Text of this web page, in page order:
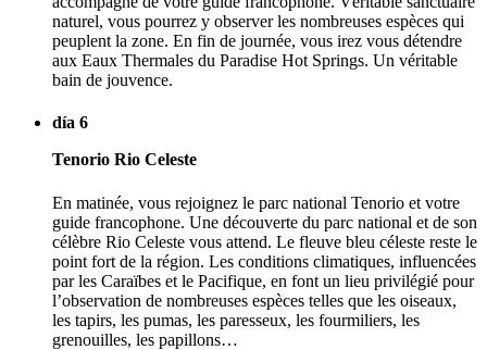
naturel, vous pourrez y observer les nombreuses espèces qui
peuplent la zone. En fin de journée, vous irez vous détendre
aux Eaux Thermales du Paradise Hot Springs. Un véritable
bain de jouvence.
día 6
Tenorio Rio Celeste
En matinée, vous rejoignez le parc national Tenorio et votre
guide francophone. Une découverte du parc national et de son
célèbre Rio Celeste vous attend. Le fleuve bleu céleste reste le
point fort de la région. Les conditions climatiques, influencées
par les Caraïbes et le Pacifique, en font un lieu privilégié pour
l’observation de nombreuses espèces telles que les oiseaux,
les tapirs, les pumas, les paresseux, les fourmiliers, les
grenouilles, les papillons…